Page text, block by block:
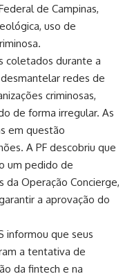
de Campinas,
uso de
coletados durante a
redes de
criminosas,
de forma irregular. As
em questão
A PF descobriu que
um pedido de
da Operação Concierge,
a aprovação do
informou que seus
a tentativa de
da fintech e na